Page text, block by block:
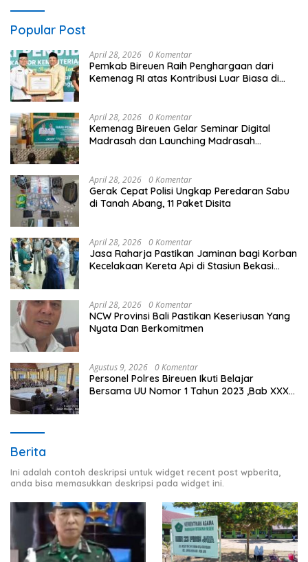
Popular Post
April 28, 2026 0 Komentar
Pemkab Bireuen Raih Penghargaan dari
Kemenag RI atas Kontribusi Luar Biasa di
April 28, 2026 0 Komentar
Kemenag Bireuen Gelar Seminar Digital
Madrasah dan Launching Madrasah
April 28, 2026 0 Komentar
Gerak Cepat Polisi Ungkap Peredaran Sabu
di Tanah Abang, 11 Paket Disita
April 28, 2026 0 Komentar
Jasa Raharja Pastikan Jaminan bagi Korban
Kecelakaan Kereta Api di Stasiun Bekasi
April 28, 2026 0 Komentar
NCW Provinsi Bali Pastikan Keseriusan Yang
Nyata Dan Berkomitmen
Agustus 9, 2026 0 Komentar
Personel Polres Bireuen Ikuti Belajar
Bersama UU Nomor 1 Tahun 2023 ,Bab XXXV
Berita
Ini adalah contoh deskripsi untuk widget recent post wpberita,
anda bisa memasukkan deskripsi pada widget ini.